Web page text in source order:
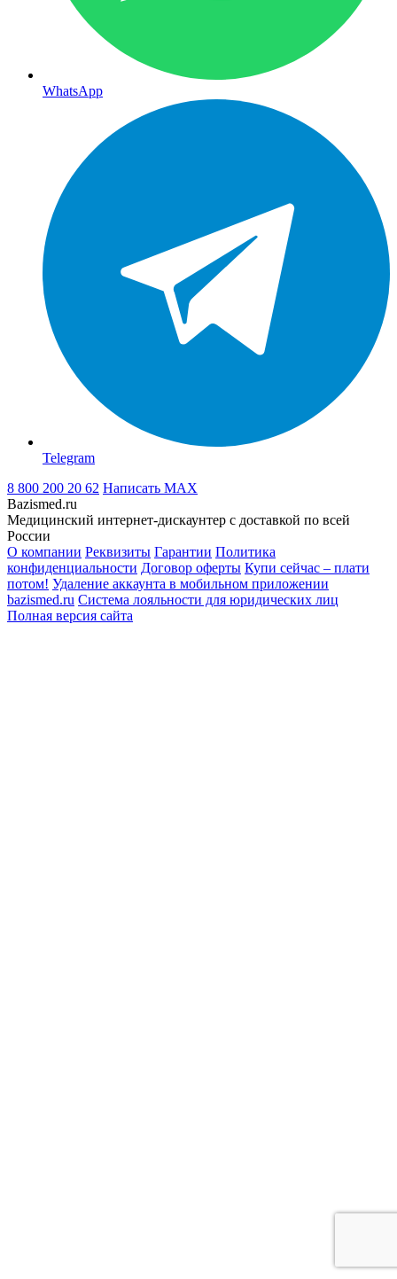
WhatsApp
Telegram
8 800 200 20 62 Написать MAX
Bazismed.ru
Медицинский интернет-дискаунтер с доставкой по всей
России
О компании Реквизиты Гарантии Политика
конфиденциальности Договор оферты Купи сейчас – плати
потом! Удаление аккаунта в мобильном приложении
bazismed.ru Система лояльности для юридических лиц
Полная версия сайта